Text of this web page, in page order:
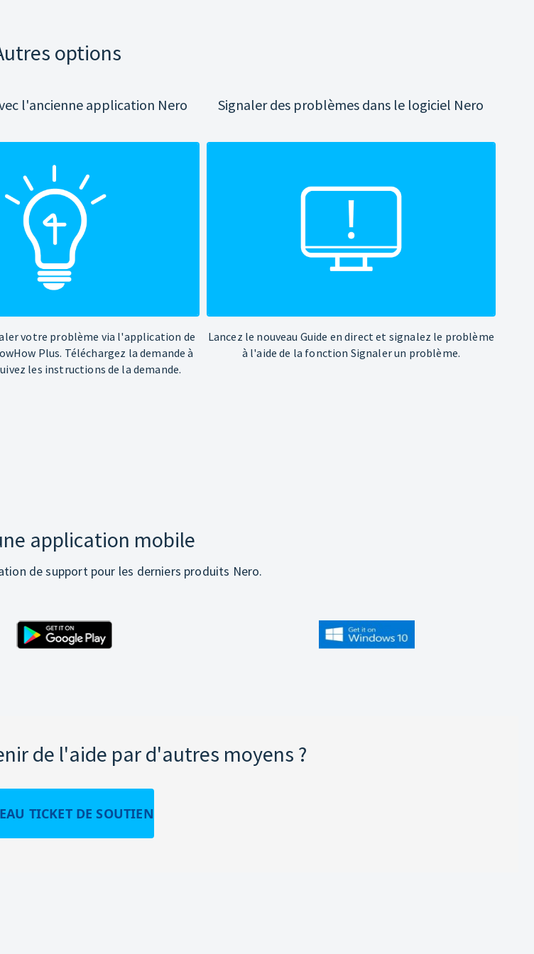
options
l'ancienne application Nero
votre problème via l'application de
Plus. Téléchargez la demande à
les instructions de la demande.
Signaler des problèmes dans le logiciel Nero
Lancez le nouveau Guide en direct et signalez le problème
à l'aide de la fonction Signaler un problème.
application mobile
de support pour les derniers produits Nero.
de l'aide par d'autres moyens ?
TICKET DE SOUTIEN